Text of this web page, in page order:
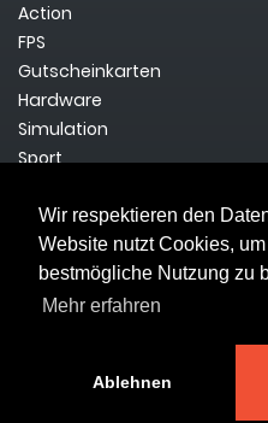
Wir respektieren den
Website nutzt Cookies,
bestmögliche Nutzung zu
Mehr erfahren
Ablehnen
Action
FPS
Gutscheinkarten
Hardware
Simulation
Sport
Survival
Rechtliches
Impressum